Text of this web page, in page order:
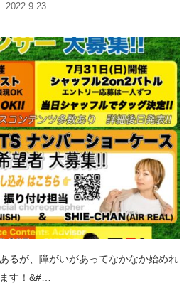
2022.9.23
るが、障がいがあってなかなか始めれ
す！&#…